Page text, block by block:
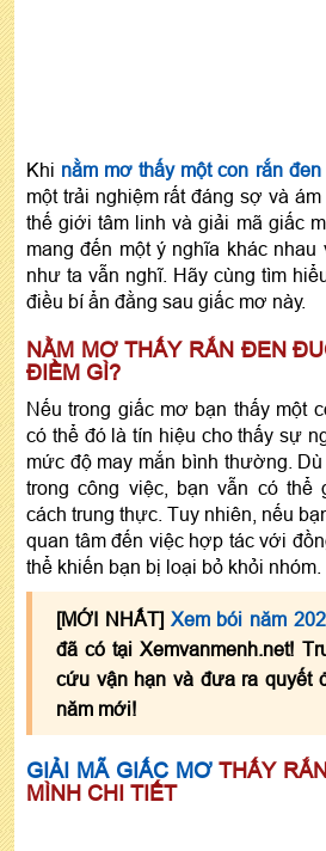
Khi nằm mơ thấy một con rắn
một trải nghiệm rất đáng sợ và
thế giới tâm linh và giải mã giấc
mang đến một ý nghĩa khác
như ta vẫn nghĩ. Hãy cùng tìm
điều bí ẩn đằng sau giấc mơ này.
NẰM MƠ THẤY RẮN ĐEN
ĐIỀM GÌ?
Nếu trong giấc mơ bạn thấy một
có thể đó là tín hiệu cho thấy sự
mức độ may mắn bình thường.
trong công việc, bạn vẫn có thể
cách trung thực. Tuy nhiên, nếu
quan tâm đến việc hợp tác với
thể khiến bạn bị loại bỏ khỏi nhóm.
[MỚI NHẤT] Xem bói năm
đã có tại Xemvanmenh.net!
cứu vận hạn và đưa ra quyết
năm mới!
GIẢI MÃ GIẤC MƠTHẤY
MÌNH CHI TIẾT